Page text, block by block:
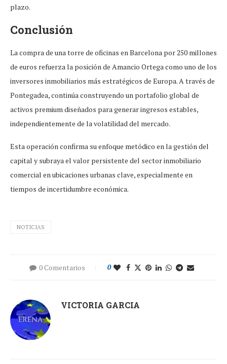
plazo.
Conclusión
La compra de una torre de oficinas en Barcelona por 250 millones
de euros refuerza la posición de Amancio Ortega como uno de los
inversores inmobiliarios más estratégicos de Europa. A través de
Pontegadea, continúa construyendo un portafolio global de
activos premium diseñados para generar ingresos estables,
independientemente de la volatilidad del mercado.
Esta operación confirma su enfoque metódico en la gestión del
capital y subraya el valor persistente del sector inmobiliario
comercial en ubicaciones urbanas clave, especialmente en
tiempos de incertidumbre económica.
NOTICIAS
0 Comentarios 0
VICTORIA GARCIA